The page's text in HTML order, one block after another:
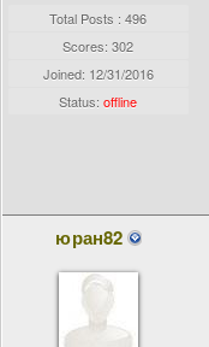
Total Posts : 496
Scores: 302
Joined: 12/31/2016
Status:offline
юран82